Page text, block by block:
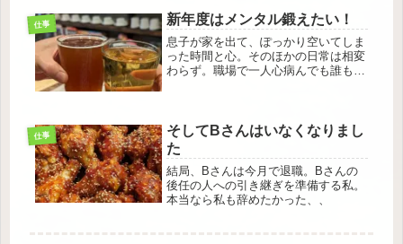
仕事 新年度はメンタル鍛えたい！
息子が家を出て、ぽっかり空いてしま
った時間と心。そのほかの日常は相変
わらず。職場で一人心病んでも誰も気
仕事
そしてBさんはいなくなりまし
た
結局、Bさんは今月で退職。Bさんの
後任の人への引き継ぎを準備する私。
本当なら私も辞めたかった、、